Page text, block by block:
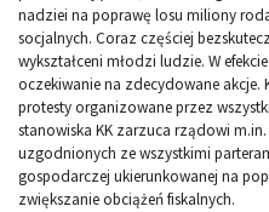
nadziei na poprawę losu miliony
socjalnych. Coraz częściej
wykształceni młodzi ludzie. W
oczekiwanie na zdecydowane akcje.
protesty organizowane przez
stanowiska KK zarzuca rządowi
uzgodnionych ze wszystkimi
gospodarczej ukierunkowanej na
zwiększanie obciążeń fiskalnych.